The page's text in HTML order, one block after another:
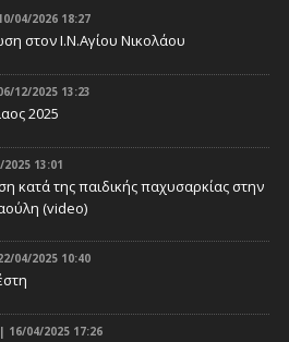
04/2026 18:27
στον Ι.Ν.Αγίου Νικολάου
12/2025 13:23
2025
13:01
κατά της παιδικής παχυσαρκίας στην
(video)
04/2025 10:40
| 16/04/2025 17:26